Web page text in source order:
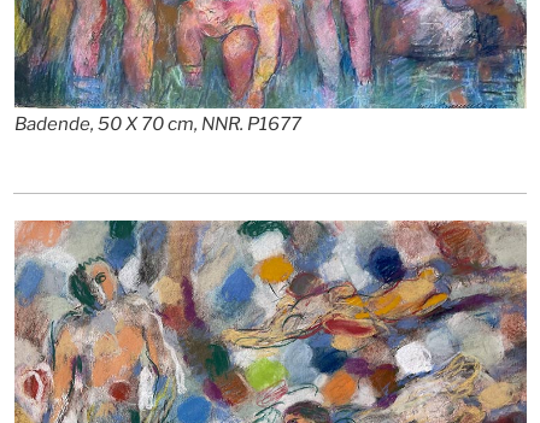
Badende, 50 X 70 cm, NNR. P1677